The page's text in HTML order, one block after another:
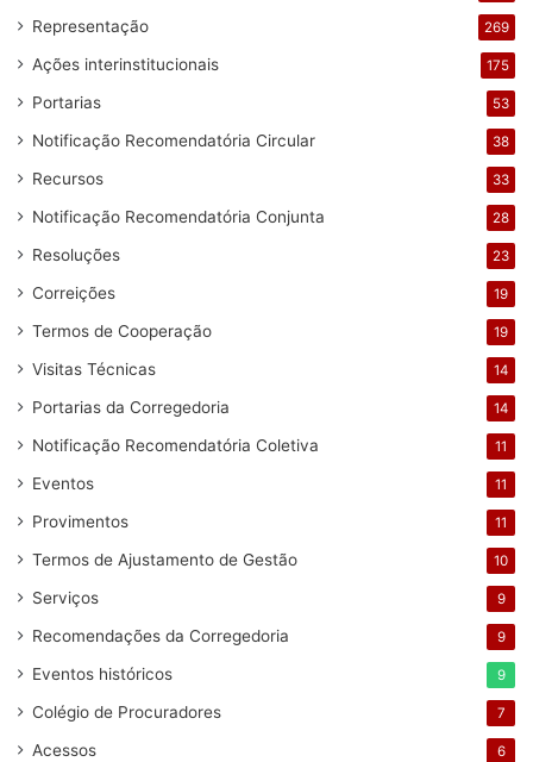
Representação 269
Ações interinstitucionais 175
Portarias 53
Notificação Recomendatória Circular 38
Recursos 33
Notificação Recomendatória Conjunta 28
Resoluções 23
Correições 19
Termos de Cooperação 19
Visitas Técnicas 14
Portarias da Corregedoria 14
Notificação Recomendatória Coletiva 11
Eventos 11
Provimentos 11
Termos de Ajustamento de Gestão 10
Serviços 9
Recomendações da Corregedoria 9
Eventos históricos 9
Colégio de Procuradores 7
Acessos 6